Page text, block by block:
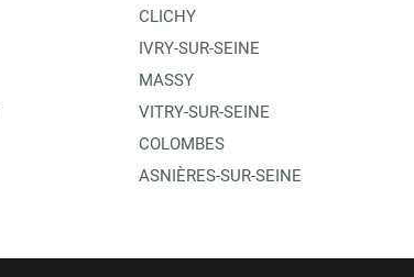
CLICHY
IVRY-SUR-SEINE
MASSY
VITRY-SUR-SEINE
COLOMBES
ASNIÈRES-SUR-SEINE